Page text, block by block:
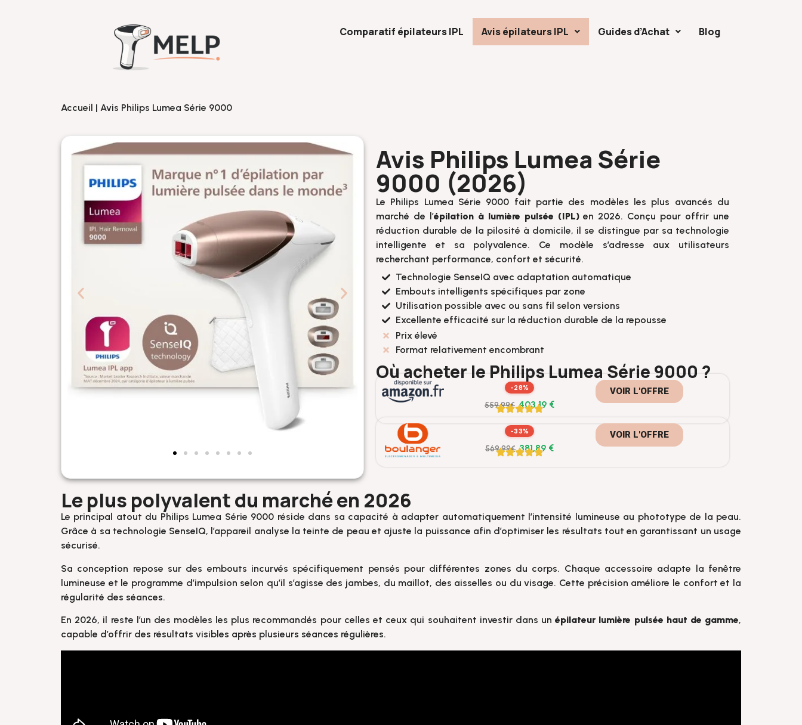
Comparatif épilateurs IPL Avis épilateurs IPL Guides d’Achat Blog
Accueil | Avis Philips Lumea Série 9000
Avis Philips Lumea Série
9000 (2026)
Le Philips Lumea Série 9000 fait partie des modèles les plus avancés du
marché de l’épilation à lumière pulsée (IPL)en 2026. Conçu pour offrir une
réduction durable de la pilosité à domicile, il se distingue par sa technologie
intelligente et sa polyvalence. Ce modèle s’adresse aux utilisateurs
recherchant performance, confort et sécurité.
Technologie SenseIQ avec adaptation automatique
Embouts intelligents spécifiques par zone
Utilisation possible avec ou sans fil selon versions
Excellente efficacité sur la réduction durable de la repousse
Prix élevé
Format relativement encombrant
Où acheter le Philips Lumea Série 9000 ?
-28%
559,99€ 403,19 €
VOIR L'OFFRE
-33%
569,99€ 381,89 €
VOIR L'OFFRE
Le plus polyvalent du marché en 2026
Le principal atout du Philips Lumea Série 9000 réside dans sa capacité à adapter automatiquement l’intensité lumineuse au phototype de la peau.
Grâce à sa technologie SenseIQ, l’appareil analyse la teinte de peau et ajuste la puissance afin d’optimiser les résultats tout en garantissant un usage
sécurisé.
Sa conception repose sur des embouts incurvés spécifiquement pensés pour différentes zones du corps. Chaque accessoire adapte la fenêtre
lumineuse et le programme d’impulsion selon qu’il s’agisse des jambes, du maillot, des aisselles ou du visage. Cette précision améliore le confort et la
régularité des séances.
En 2026, il reste l’un des modèles les plus recommandés pour celles et ceux qui souhaitent investir dans unépilateur lumière pulsée haut de gamme,
capable d’offrir des résultats visibles après plusieurs séances régulières.